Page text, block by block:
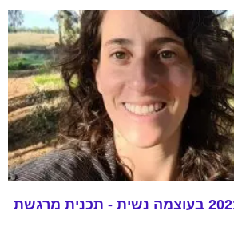
פותחות את שנת 2021 בעוצמה נשית - תכנית מרגשת